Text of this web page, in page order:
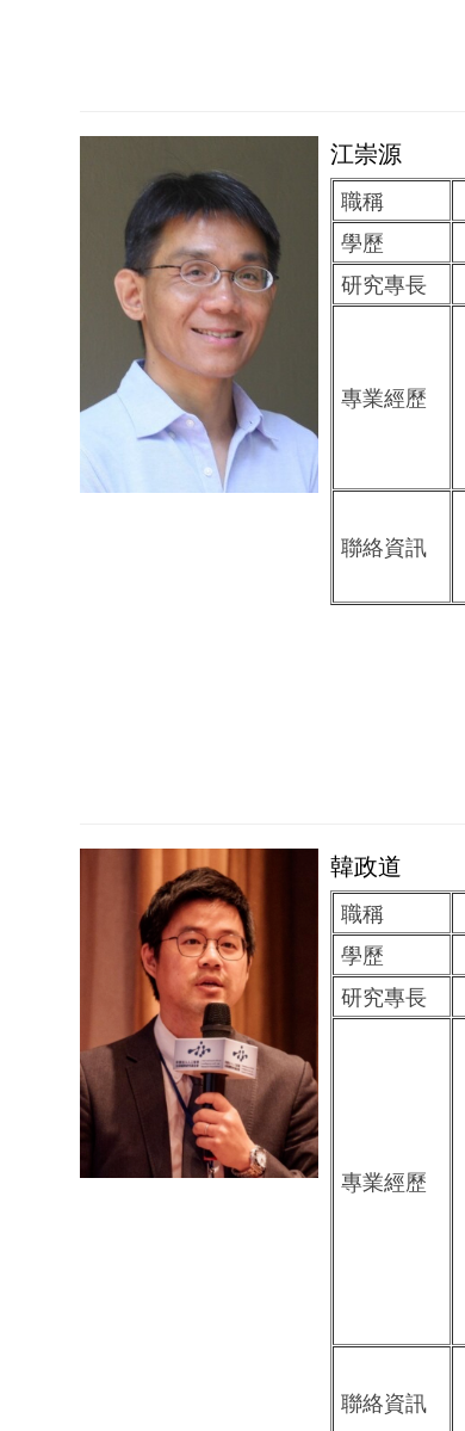
江崇源
職稱
學歷
研究專長
專業經歷
聯絡資訊
韓政道
職稱
學歷
研究專長
專業經歷
聯絡資訊